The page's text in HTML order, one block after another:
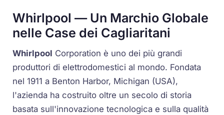
Whirlpool — Un Marchio Globale
nelle Case dei Cagliaritani
Whirlpool Corporation è uno dei più grandi
produttori di elettrodomestici al mondo. Fondata
nel 1911 a Benton Harbor, Michigan (USA),
l'azienda ha costruito oltre un secolo di storia
basata sull'innovazione tecnologica e sulla qualità